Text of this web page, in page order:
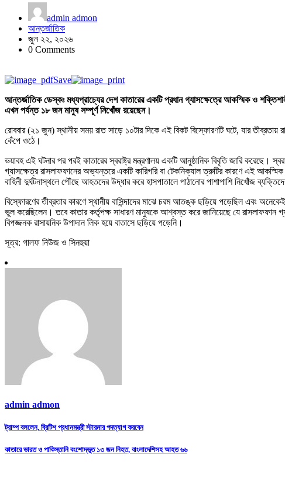
admin admon
আন্তর্জাতিক
জুন ২২, ২০২৬
0 Comments
Save
আন্তর্জাতিক ডেস্কঃ মধ্যপ্রাচ্যের দেশ কাতারের একটি প্রধান গ্যাসক্ষেত্রে আকস্মিক ও
এখন পর্যন্ত ১৮ জন মানুষ সম্পূর্ণ নিখোঁজ রয়েছেন।
রোববার (২১ জুন) স্থানীয় সময় রাত সাড়ে ১০টার দিকে এই বিকট বিস্ফোরণটি ঘটে, যার তীব্রতায়
কেঁপে ওঠে।
ভয়াবহ এই ঘটনার পর পরই কাতারের স্বরাষ্ট্র মন্ত্রণালয় একটি আনুষ্ঠানিক বিবৃতি জারি করেছে।
গ্যাসক্ষেত্র রাসলাফফানের অভ্যন্তরে একটি কারিগরি বা টেকনিক্যাল ত্রুটির কারণে এই
বাহিনী দুর্ঘটনাস্থলে পৌঁছে আহতদের উদ্ধার করে হাসপাতালে পাঠানোর পাশাপাশি নিখোঁজ
বিস্ফোরণের তীব্রতার কারণে স্থানীয় বাসিন্দাদের মাঝে চরম আতঙ্ক ছড়িয়ে পড়েছিল এবং
ভুল করেছিলেন। তবে কাতার কর্তৃপক্ষ সাধারণ মানুষকে আশ্বস্ত করে জানিয়েছে যে রাসলাফফান
বিপজ্জনক রাসায়নিক উপাদান লিক হয়ে বাতাসে ছড়িয়ে পড়েনি।
সূত্র: গালফ নিউজ ও সিনহুয়া
admin admon
Post
navigation
ট্রাম্প বললেন, ব্রিটিশ প্রধানমন্ত্রী স্টারমার পদত্যাগ করবেন
কাতারে ভারত ও পাকিস্তানি বংশোদ্ভূত ১৩ জন নিহত, বাংলাদেশিসহ আহত ৬৬